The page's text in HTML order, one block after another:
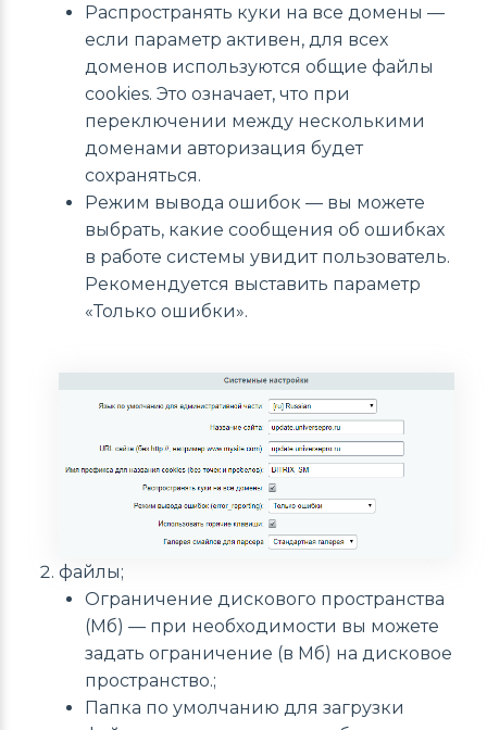
Распространять куки на все домены —
если параметр активен, для всех
доменов используются общие файлы
cookies. Это означает, что при
переключении между несколькими
доменами авторизация будет
сохраняться.
Режим вывода ошибок — вы можете
выбрать, какие сообщения об ошибках
в работе системы увидит пользователь.
Рекомендуется выставить параметр
«Только ошибки».
файлы;
Ограничение дискового пространства
(Мб) — при необходимости вы можете
задать ограничение (в Мб) на дисковое
пространство.;
Папка по умолчанию для загрузки